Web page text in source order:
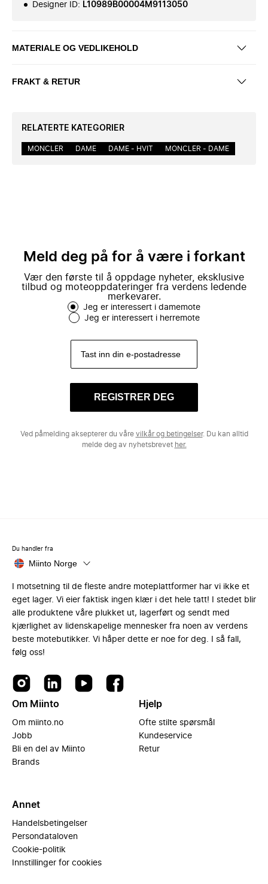
Designer ID: L10989B00004M9113050
MATERIALE OG VEDLIKEHOLD
FRAKT & RETUR
RELATERTE KATEGORIER
MONCLER DAME DAME - HVIT MONCLER - DAME
Meld deg på for å være i forkant
Vær den første til å oppdage nyheter, eksklusive
tilbud og moteoppdateringer fra verdens ledende
merkevarer.
Jeg er interessert i damemote
Jeg er interessert i herremote
REGISTRER DEG
Ved påmelding aksepterer du våre vilkår og betingelser. Du kan alltid
melde deg av nyhetsbrevet her.
Du handler fra
Miinto Norge
I motsetning til de fleste andre moteplattformer har vi ikke et
eget lager. Vi eier faktisk ingen klær i det hele tatt! I stedet blir
alle produktene våre plukket ut, lagerført og sendt med
kjærlighet av lidenskapelige mennesker fra noen av verdens
beste motebutikker. Vi håper dette er noe for deg. I så fall,
følg oss!
Om Miinto
Om miinto.no
Jobb
Bli en del av Miinto
Brands
Hjelp
Ofte stilte spørsmål
Kundeservice
Retur
Annet
Handelsbetingelser
Persondataloven
Cookie-politik
Innstillinger for cookies